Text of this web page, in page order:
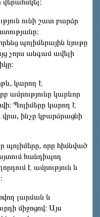
ունի շատ բարձր
պոլիմերային նյութը
չորս անգամ ավելի
կարող է
ամրությունը կարևոր
Պոլիմերը կարող է
վրա, ինչը կբարձրացնի
պոլիմերը, որը հիմնված
հանդիպող
է ամրություն և
լարման և
միջոցով։ Այս